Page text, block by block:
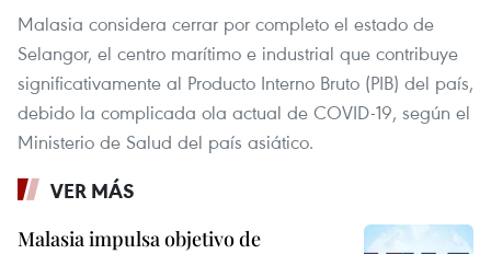
Malasia considera cerrar por completo el estado de
Selangor, el centro marítimo e industrial que contribuye
significativamente al Producto Interno Bruto (PIB) del país,
debido la complicada ola actual de COVID-19, según el
Ministerio de Salud del país asiático.
VER MÁS
Malasia impulsa objetivo de